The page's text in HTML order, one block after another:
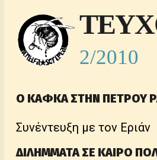
2/2010
Ο ΚΑΦΚΑ ΣΤΗΝ ΠΕΤΡΟΥ
Συνέντευξη με τον Εριάν
ΔΙΛΗΜΜΑΤΑ ΣΕ ΚΑΙΡΟ